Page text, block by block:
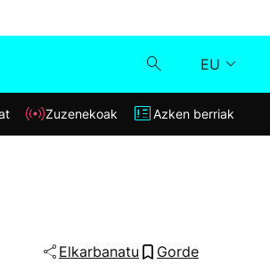
EU
Klisk
Zuzenekoak Azken berriak
Elkarbanatu Gorde